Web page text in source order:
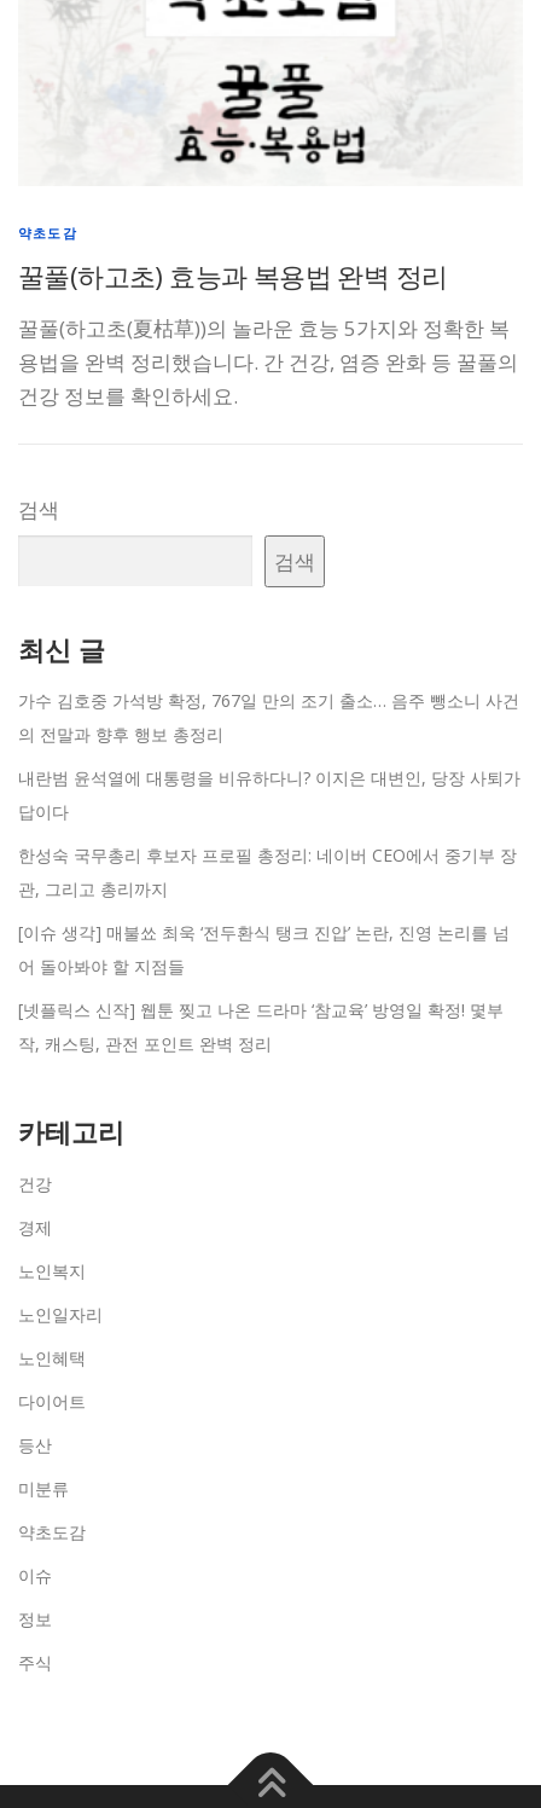
약초도감
꿀풀(하고초) 효능과 복용법 완벽 정리
꿀풀(하고초(夏枯草))의 놀라운 효능 5가지와 정확한 복
용법을 완벽 정리했습니다. 간 건강, 염증 완화 등 꿀풀의
건강 정보를 확인하세요.
검색
검색
최신 글
가수 김호중 가석방 확정, 767일 만의 조기 출소… 음주 뺑소니 사건
의 전말과 향후 행보 총정리
내란범 윤석열에 대통령을 비유하다니? 이지은 대변인, 당장 사퇴가
답이다
한성숙 국무총리 후보자 프로필 총정리: 네이버 CEO에서 중기부 장
관, 그리고 총리까지
[이슈 생각] 매불쑈 최욱 ‘전두환식 탱크 진압’ 논란, 진영 논리를 넘
어 돌아봐야 할 지점들
[넷플릭스 신작] 웹툰 찢고 나온 드라마 ‘참교육’ 방영일 확정! 몇부
작, 캐스팅, 관전 포인트 완벽 정리
카테고리
건강
경제
노인복지
노인일자리
노인혜택
다이어트
등산
미분류
약초도감
이슈
정보
주식